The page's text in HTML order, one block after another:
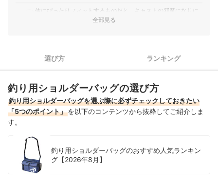
体にぴったりフィットするものだと、キャストの邪魔になりに
バッグ生地の防水性・耐久性にもこだわろう
エギングバッグの売れ筋ランキングもチェック！
全部見る
選び方 ランキング
釣り用ショルダーバッグの選び方
釣り用ショルダーバッグを選ぶ際に必ずチェックしておきたい
「5つのポイント」を以下のコンテンツから抜粋してご紹介しま
す。
釣り用ショルダーバッグのおすすめ人気ランキン
グ【2026年8月】